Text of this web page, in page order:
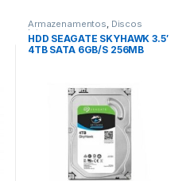
Armazenamentos, Discos
Internos
HDD SEAGATE SKYHAWK 3.5′
4TB SATA 6GB/S 256MB